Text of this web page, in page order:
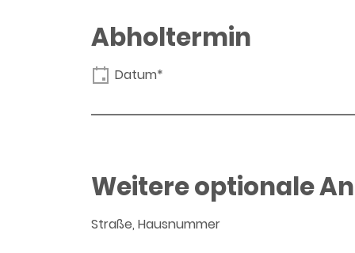
Abholtermin
Datum*
Weitere optionale
Straße, Hausnummer